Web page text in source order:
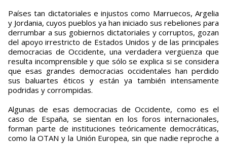
Países tan dictatoriales e injustos como Marruecos, Argelia
y Jordania, cuyos pueblos ya han iniciado sus rebeliones para
derrumbar a sus gobiernos dictatoriales y corruptos, gozan
del apoyo irrestricto de Estados Unidos y de las principales
democracias de Occidente, una verdadera vergüenza que
resulta incomprensible y que sólo se explica si se considera
que esas grandes democracias occidentales han perdido
sus baluartes éticos y están ya también intensamente
podridas y corrompidas.
Algunas de esas democracias de Occidente, como es el
caso de España, se sientan en los foros internacionales,
forman parte de instituciones teóricamente democráticas,
como la OTAN y la Unión Europea, sin que nadie reproche a